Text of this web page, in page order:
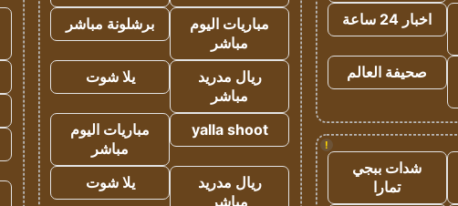
اخبار 24 ساعة
صحيفة العالم
!
شدات ببجي
تمارا
مباريات اليوم
مباشر
برشلونة مباشر
ريال مدريد
مباشر
يلا شوت
yalla shoot
مباريات اليوم
مباشر
ريال مدريد
مباشر
يلا شوت